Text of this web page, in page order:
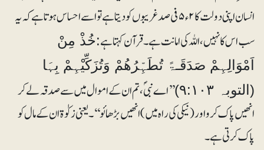
انسان اپنی دولت کا ۲ء۵ فی صد غریبوں کو دیتا ہے تو اسے احساس ہوتا ہے کہ یہ
سب اس کا نہیں، اللہ کی امانت ہے۔ قرآن کہتا ہے:خُذْ مِنْ
اَمْوَالِہِمْ صَدَقَـۃً تُطَہِّرُھُمْ وَتُزَكِّيْہِمْ بِہَا
(التوبہ ۹:۱۰۳)
’’اے نبیؐ، تم ان کے اموال میں سے صدقہ لے کر
انھیں پاک کرو اور (نیکی کی راہ میں) انھیں بڑھائو‘‘۔یعنی زکوٰۃ ان کے مال کو
پاک کرتی ہے۔